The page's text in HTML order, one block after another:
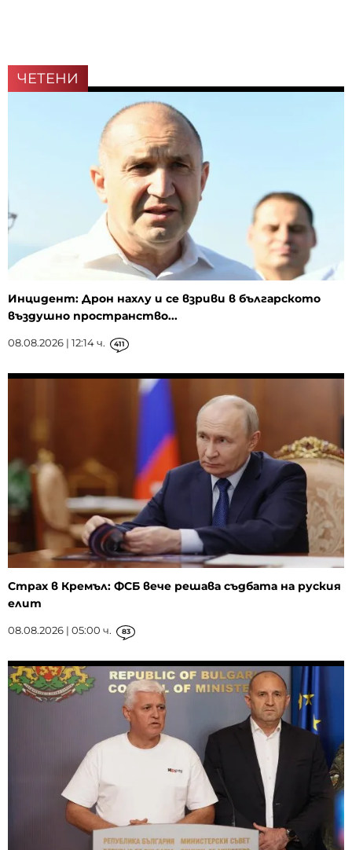
ЧЕТЕНИ
Инцидент: Дрон нахлу и се взриви в българското
въздушно пространство...
08.08.2026 | 12:14 ч. 411
Страх в Кремъл: ФСБ вече решава съдбата на руския
елит
08.08.2026 | 05:00 ч. 83